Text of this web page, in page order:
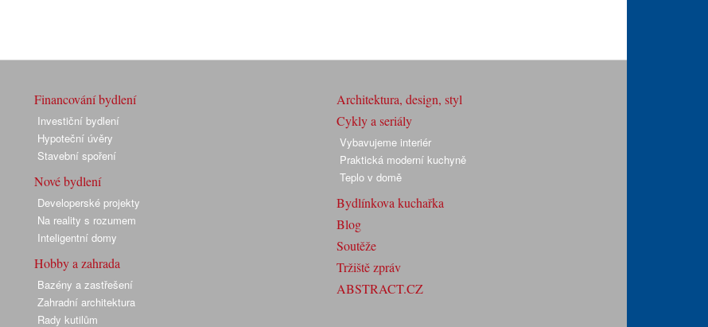
Financování bydlení
Investiční bydlení
Hypoteční úvěry
Stavební spoření
Nové bydlení
Developerské projekty
Na reality s rozumem
Inteligentní domy
Hobby a zahrada
Bazény a zastřešení
Zahradní architektura
Rady kutilům
Architektura, design, styl
Cykly a seriály
Vybavujeme interiér
Praktická moderní kuchyně
Teplo v domě
Bydlínkova kuchařka
Blog
Soutěže
Tržiště zpráv
ABSTRACT.CZ